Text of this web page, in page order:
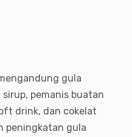
gula
pemanis buatan
drink, dan cokelat
peningkatan gula